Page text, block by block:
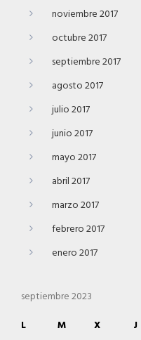
noviembre 2017
octubre 2017
septiembre 2017
agosto 2017
julio 2017
junio 2017
mayo 2017
abril 2017
marzo 2017
febrero 2017
enero 2017
septiembre 2023
L
M X J